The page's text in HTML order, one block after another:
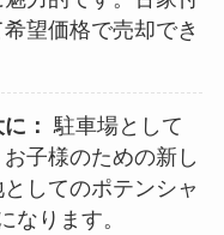
望価格で売却でき
：
駐車場として
子様のための新し
してのポテンシャ
なります。